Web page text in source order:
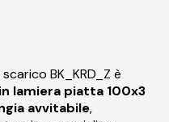
BK_KRD_Z è
lamiera piatta 100x3
avvitabile,